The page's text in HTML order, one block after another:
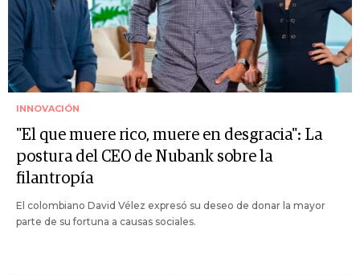
INNOVACIÓN
"El que muere rico, muere en desgracia": La
postura del CEO de Nubank sobre la
filantropía
El colombiano David Vélez expresó su deseo de donar la mayor
parte de su fortuna a causas sociales.